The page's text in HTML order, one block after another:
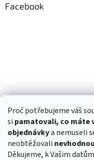
Proč potřebujeme váš
si pamatovali, co máte
objednávkya nemuseli
neobtěžovali
Děkujeme, k Vašim
Facebook